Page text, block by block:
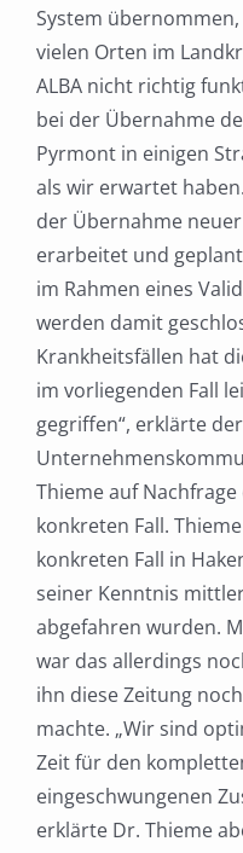
System
vielen Orten im
ALBA nicht richtig
bei der Übernahme
Pyrmont in einigen
als wir erwartet
der Übernahme
erarbeitet und
im Rahmen eines
werden damit
Krankheitsfällen hat
im vorliegenden Fall
gegriffen“, erklärte
Thieme auf
konkreten Fall.
konkreten Fall in
seiner Kenntnis
abgefahren wurden.
war das allerdings
ihn diese Zeitung
machte. „Wir sind
Zeit für den
eingeschwungenen
erklärte Dr. Thieme